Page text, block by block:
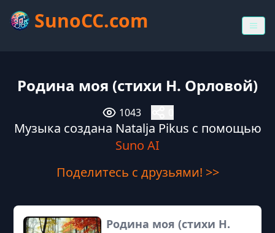
SunoCC.com
Родина моя (стихи Н. Орловой)
1043
Музыка создана Natalja Pikus с помощью
Suno AI
Поделитесь с друзьями! >>
Родина моя (стихи Н.